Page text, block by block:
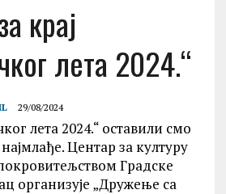
крај
лета 2024.“
29/08/2024
лета 2024.“ оставили смо
Центар за културу
Градске
организује „Дружење са